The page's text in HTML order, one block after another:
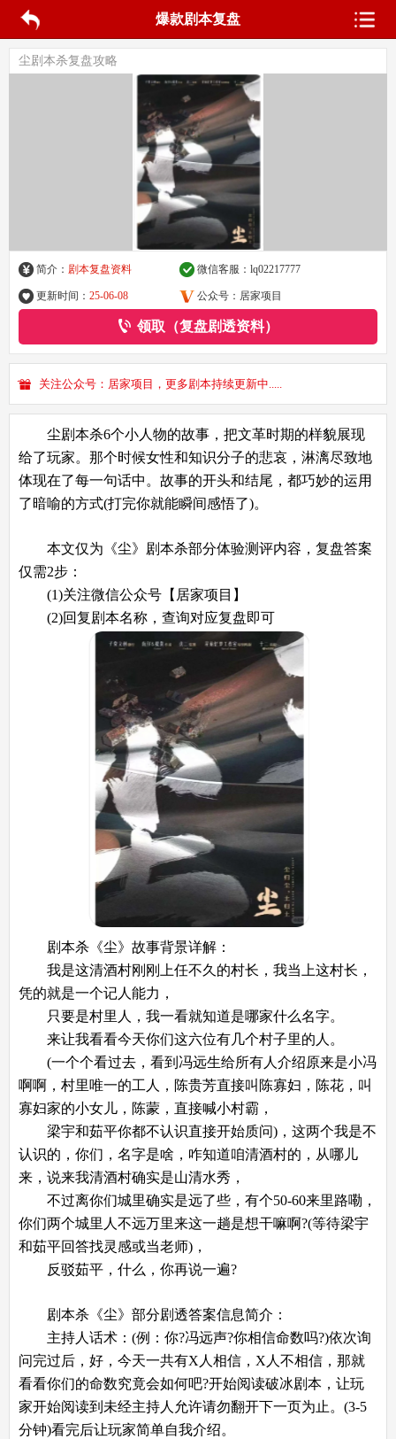
爆款剧本复盘
尘剧本杀复盘攻略
简介： 剧本复盘资料 微信客服：lq02217777
更新时间： 25-06-08 公众号：居家项目
领取（复盘剧透资料）
关注公众号：居家项目，更多剧本持续更新中.....
尘剧本杀6个小人物的故事，把文革时期的样貌展现
给了玩家。那个时候女性和知识分子的悲哀，淋漓尽致地
体现在了每一句话中。故事的开头和结尾，都巧妙的运用
了暗喻的方式(打完你就能瞬间感悟了)。
本文仅为《尘》剧本杀部分体验测评内容，复盘答案
仅需2步：
(1)关注微信公众号【居家项目】
(2)回复剧本名称，查询对应复盘即可
剧本杀《尘》故事背景详解：
我是这清酒村刚刚上任不久的村长，我当上这村长，
凭的就是一个记人能力，
只要是村里人，我一看就知道是哪家什么名字。
来让我看看今天你们这六位有几个村子里的人。
(一个个看过去，看到冯远生给所有人介绍原来是小冯
啊啊，村里唯一的工人，陈贵芳直接叫陈寡妇，陈花，叫
寡妇家的小女儿，陈蒙，直接喊小村霸，
梁宇和茹平你都不认识直接开始质问)，这两个我是不
认识的，你们，名字是啥，咋知道咱清酒村的，从哪儿
来，说来我清酒村确实是山清水秀，
不过离你们城里确实是远了些，有个50-60来里路嘞，
你们两个城里人不远万里来这一趟是想干嘛啊?(等待梁宇
和茹平回答找灵感或当老师)，
反驳茹平，什么，你再说一遍?
剧本杀《尘》部分剧透答案信息简介：
主持人话术：(例：你?冯远声?你相信命数吗?)依次询
问完过后，好，今天一共有X人相信，X人不相信，那就
看看你们的命数究竟会如何吧?开始阅读破冰剧本，让玩
家开始阅读到未经主持人允许请勿翻开下一页为止。(3-5
分钟)看完后让玩家简单自我介绍。